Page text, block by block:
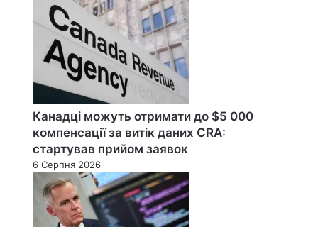
Канадці можуть отримати до $5 000
компенсації за витік даних CRA:
стартував прийом заявок
6 Серпня 2026